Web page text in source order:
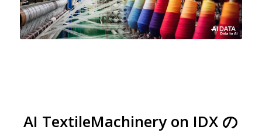
AI TextileMachinery on IDX の